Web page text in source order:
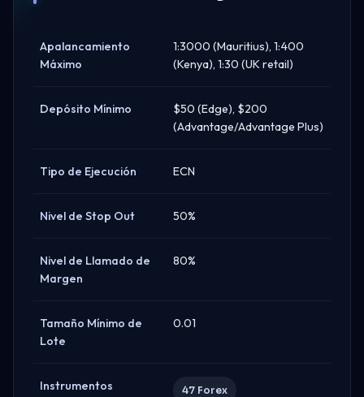
Apalancamiento
Máximo
1:3000 (Mauritius), 1:400
(Kenya), 1:30 (UK retail)
Depósito Mínimo
$50 (Edge), $200
(Advantage/Advantage Plus)
Tipo de Ejecución ECN
Nivel de Stop Out 50%
Nivel de Llamado de
Margen
80%
Tamaño Mínimo de
Lote
0.01
Instrumentos 47 Forex